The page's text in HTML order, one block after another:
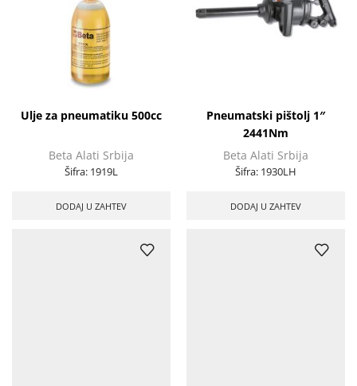
Ulje za pneumatiku 500cc
Beta Alati Srbija
Šifra: 1919L
DODAJ U ZAHTEV
Pneumatski pištolj 1″
2441Nm
Beta Alati Srbija
Šifra: 1930LH
DODAJ U ZAHTEV